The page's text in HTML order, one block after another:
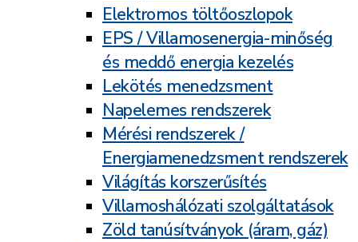
Elektromos töltőoszlopok
EPS / Villamosenergia-minőség
és meddő energia kezelés
Lekötés menedzsment
Napelemes rendszerek
Mérési rendszerek /
Energiamenedzsment rendszerek
Világítás korszerűsítés
Villamoshálózati szolgáltatások
Zöld tanúsítványok (áram, gáz)